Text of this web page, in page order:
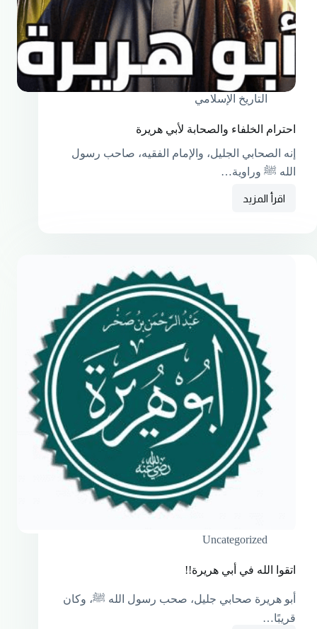
التاريخ الإسلامي
احترام الخلفاء والصحابة لأبي هريرة
إنه الصحابي الجليل، والإمام الفقيه، صاحب رسول
الله ﷺ وراوية…
اقرأ المزيد
Uncategorized
اتقوا الله في أبي هريرة!!
أبو هريرة صحابي جليل، صحب رسول الله ﷺ، وكان
قريبًا…